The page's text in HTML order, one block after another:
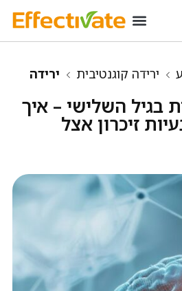
ירידה קוגנטיבית
ירידה
בגיל השלישי – איך
זיכרון אצל